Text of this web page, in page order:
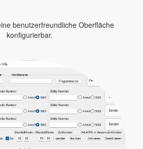
benutzerfreundliche Oberfläche
konfigurierbar.